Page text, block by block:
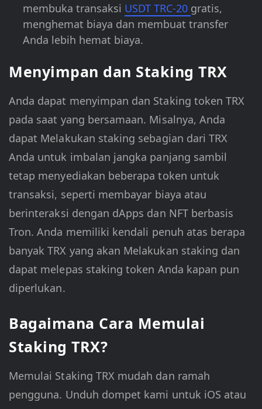
membuka transaksi USDT TRC-20 gratis,
menghemat biaya dan membuat transfer
Anda lebih hemat biaya.
Menyimpan dan Staking TRX
Anda dapat menyimpan dan Staking token TRX
pada saat yang bersamaan. Misalnya, Anda
dapat Melakukan staking sebagian dari TRX
Anda untuk imbalan jangka panjang sambil
tetap menyediakan beberapa token untuk
transaksi, seperti membayar biaya atau
berinteraksi dengan dApps dan NFT berbasis
Tron. Anda memiliki kendali penuh atas berapa
banyak TRX yang akan Melakukan staking dan
dapat melepas staking token Anda kapan pun
diperlukan.
Bagaimana Cara Memulai
Staking TRX?
Memulai Staking TRX mudah dan ramah
pengguna. Unduh dompet kami untuk iOS atau